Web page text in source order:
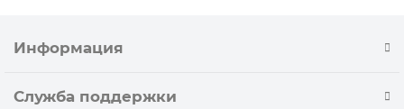
Информация
Служба поддержки